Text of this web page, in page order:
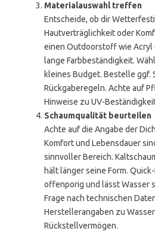
Materialauswahl treffen
Entscheide, ob dir
Hautverträglichkeit oder
einen Outdoorstoff wie
lange Farbbeständigkeit.
kleines Budget. Bestelle
Rückgaberegeln. Achte auf
Hinweise zu UV-
Schaumqualität beurteilen
Achte auf die Angabe der
Komfort und Lebensdauer
sinnvoller Bereich.
hält länger seine Form.
offenporig und lässt Wasser
Frage nach technischen
Herstellerangaben zu
Rückstellvermögen.